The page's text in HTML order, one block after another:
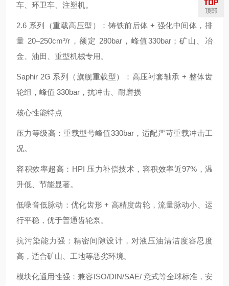
车、环卫车、注塑机。
2.6 系列（重载高压型）：铸铁前后体 + 强化中间体，排
量 20–250cm³/r，额定 280bar，峰值330bar；矿山、冶
金、油田、重型机械专用。
Saphir 2G 系列（旗舰重载型）：高压衬套轴承 + 整体齿
轮组，峰值 330bar，抗冲击、耐磨损
核心性能特点
压力等级高：重载型号峰值330bar，适配严苛重载冲击工
况。
容积效率超高：HPI 压力补偿技术，容积效率近97%，温
升低、节能显著。
低噪音低脉动：优化齿形 + 高精度齿轮，流量脉动小、运
行平稳，优于普通齿轮泵。
抗污染能力强：精密间隙设计，对液压油清洁度容忍度
高，适合矿山、工地等恶劣环境。
模块化通用性强：兼容ISO/DIN/SAE/ 意式等全球标准，安
顶部